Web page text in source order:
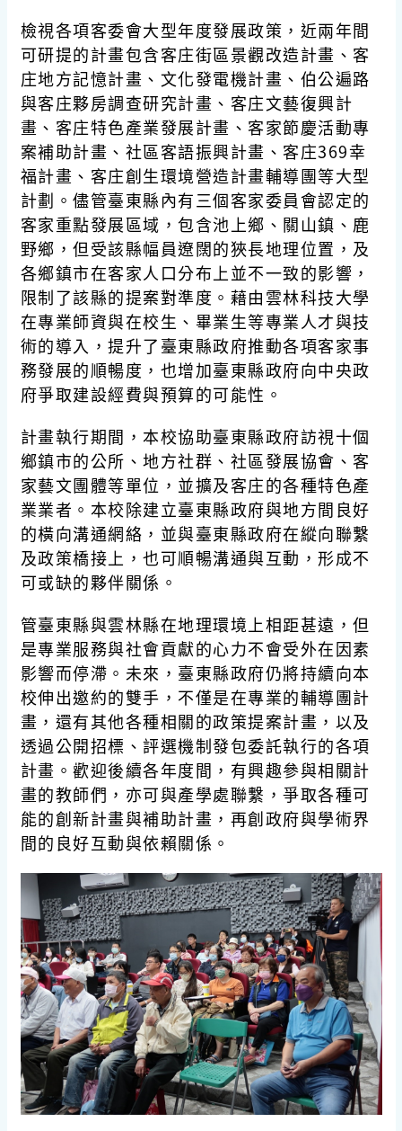
檢視各項客委會大型年度發展政策，近兩年間
可研提的計畫包含客庄街區景觀改造計畫、客
庄地方記憶計畫、文化發電機計畫、伯公遍路
與客庄夥房調查研究計畫、客庄文藝復興計
畫、客庄特色產業發展計畫、客家節慶活動專
案補助計畫、社區客語振興計畫、客庄369幸
福計畫、客庄創生環境營造計畫輔導團等大型
計劃。儘管臺東縣內有三個客家委員會認定的
客家重點發展區域，包含池上鄉、關山鎮、鹿
野鄉，但受該縣幅員遼闊的狹長地理位置，及
各鄉鎮市在客家人口分布上並不一致的影響，
限制了該縣的提案對準度。藉由雲林科技大學
在專業師資與在校生、畢業生等專業人才與技
術的導入，提升了臺東縣政府推動各項客家事
務發展的順暢度，也增加臺東縣政府向中央政
府爭取建設經費與預算的可能性。
計畫執行期間，本校協助臺東縣政府訪視十個
鄉鎮市的公所、地方社群、社區發展協會、客
家藝文團體等單位，並擴及客庄的各種特色產
業業者。本校除建立臺東縣政府與地方間良好
的橫向溝通網絡，並與臺東縣政府在縱向聯繫
及政策橋接上，也可順暢溝通與互動，形成不
可或缺的夥伴關係。
管臺東縣與雲林縣在地理環境上相距甚遠，但
是專業服務與社會貢獻的心力不會受外在因素
影響而停滯。未來，臺東縣政府仍將持續向本
校伸出邀約的雙手，不僅是在專業的輔導團計
畫，還有其他各種相關的政策提案計畫，以及
透過公開招標、評選機制發包委託執行的各項
計畫。歡迎後續各年度間，有興趣參與相關計
畫的教師們，亦可與產學處聯繫，爭取各種可
能的創新計畫與補助計畫，再創政府與學術界
間的良好互動與依賴關係。